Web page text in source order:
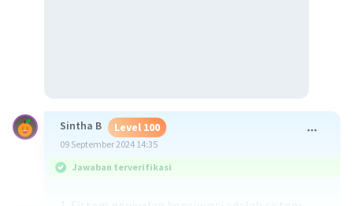
Sintha B Level 100
09 September 2024 14:35
Jawaban terverifikasi